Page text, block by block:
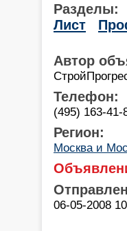
Разделы:
Лист
Автор
Телефон:
(495) 163-41-
Регион:
Москва и
06-05-2008